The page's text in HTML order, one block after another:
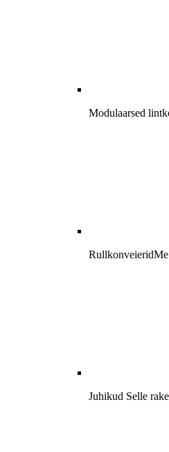
Modulaarsed
Rullkonveierid
Juhikud Selle